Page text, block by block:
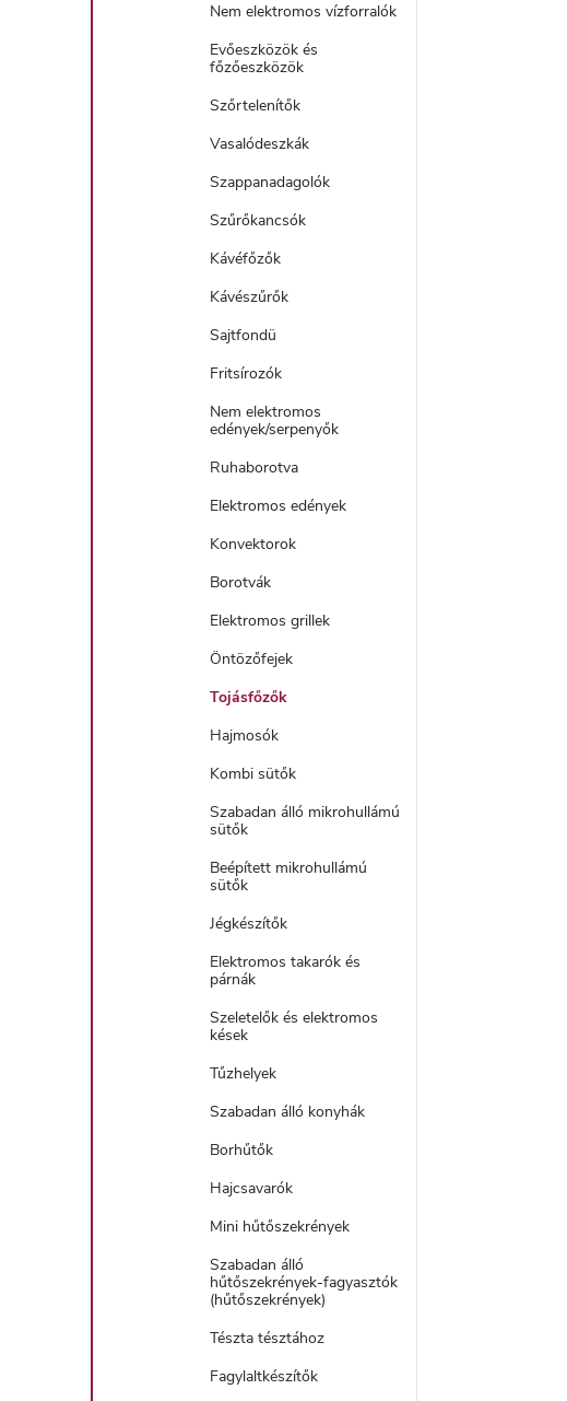
Nem elektromos vízforralók
Evőeszközök és
főzőeszközök
Szőrtelenítők
Vasalódeszkák
Szappanadagolók
Szűrőkancsók
Kávéfőzők
Kávészűrők
Sajtfondü
Fritsírozók
Nem elektromos
edények/serpenyők
Ruhaborotva
Elektromos edények
Konvektorok
Borotvák
Elektromos grillek
Öntözőfejek
Tojásfőzők
Hajmosók
Kombi sütők
Szabadan álló mikrohullámú
sütők
Beépített mikrohullámú
sütők
Jégkészítők
Elektromos takarók és
párnák
Szeletelők és elektromos
kések
Tűzhelyek
Szabadan álló konyhák
Borhűtők
Hajcsavarók
Mini hűtőszekrények
Szabadan álló
hűtőszekrények-fagyasztók
(hűtőszekrények)
Tészta tésztához
Fagylaltkészítők